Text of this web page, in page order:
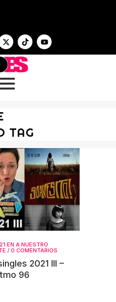
TAG
EN A NUESTRO
/ 0 COMENTARIOS
2021 III –
96